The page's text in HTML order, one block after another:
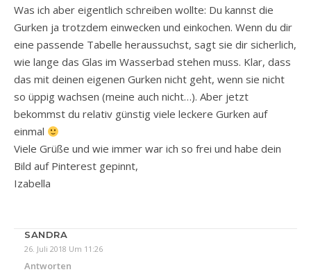
Was ich aber eigentlich schreiben wollte: Du kannst die
Gurken ja trotzdem einwecken und einkochen. Wenn du dir
eine passende Tabelle heraussuchst, sagt sie dir sicherlich,
wie lange das Glas im Wasserbad stehen muss. Klar, dass
das mit deinen eigenen Gurken nicht geht, wenn sie nicht
so üppig wachsen (meine auch nicht…). Aber jetzt
bekommst du relativ günstig viele leckere Gurken auf
einmal
Viele Grüße und wie immer war ich so frei und habe dein
Bild auf Pinterest gepinnt,
Izabella
SANDRA
26. Juli 2018 Um 11:26
Antworten